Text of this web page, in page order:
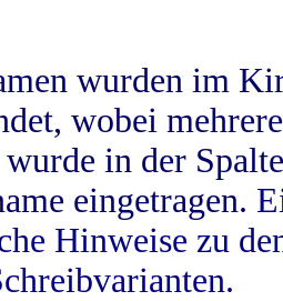
wurden im
wobei
in der
eingetragen.
Hinweise zu